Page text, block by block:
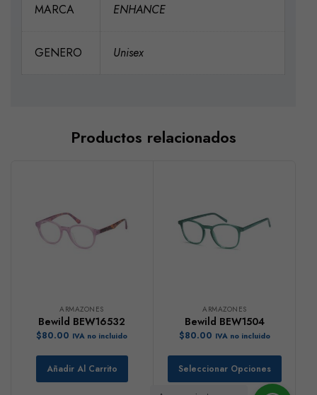
MARCA ENHANCE
GENERO Unisex
Productos relacionados
ARMAZONES
Bewild BEW16532
$80.00 IVA no incluido
Añadir Al Carrito
ARMAZONES
Bewild BEW1504
$80.00 IVA no incluido
Seleccionar Opciones